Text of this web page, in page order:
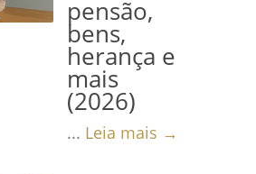
pensão,
bens,
herança e
mais
(2026)
... Leia mais →